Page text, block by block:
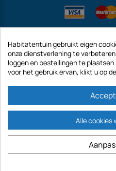
https://www.habitatentuin.nl is een site
kapitaal van € 187.203,29, 32 Rue de
GECODIS.SA opgericht op 04/11/1998 is
HOLDING met een kapitaal
Habitatentuin gebruikt eigen
onze dienstverlening te
loggen en bestellingen te
voor het gebruik ervan, klikt u op
Alle cookies